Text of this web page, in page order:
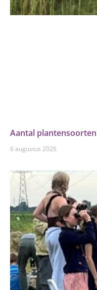
Aantal
6 augustus 2026